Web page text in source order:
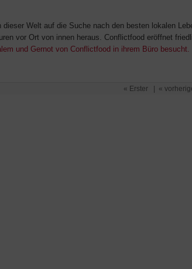
Welt auf die Suche nach den besten lokalen
vor Ort von innen heraus. Conflictfood eröffnet
und Gernot von Conflictfood in ihrem Büro besucht.
« Erster «